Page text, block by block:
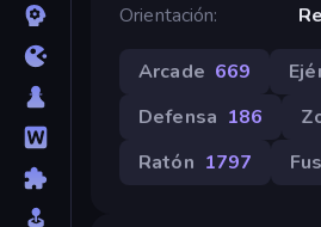
Orientación
Arcade 669
Defensa 186
Ratón 1797